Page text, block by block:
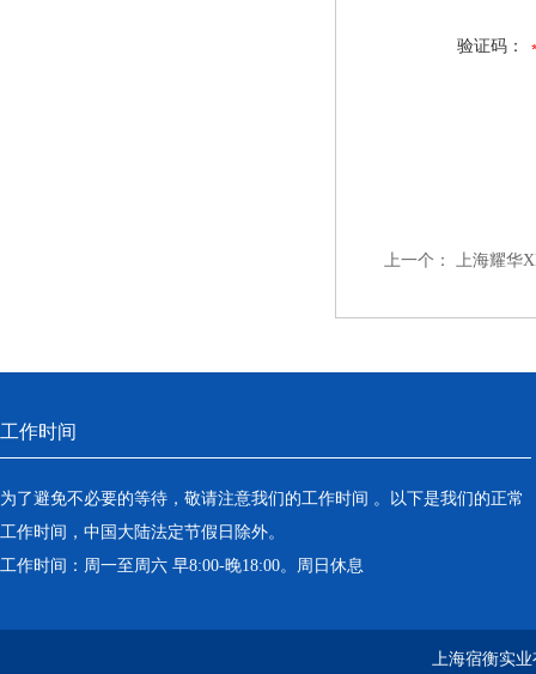
验证码：
上一个： 上海耀华
工作时间
为了避免不必要的等待，敬请注意我们的工作时间 。以下是我们的正常
工作时间，中国大陆法定节假日除外。
工作时间：周一至周六 早8:00-晚18:00。周日休息
上海宿衡实